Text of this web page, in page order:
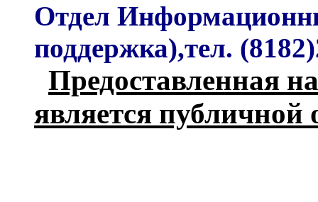
Отдел
поддержка),тел.
Предоставленная
является публичной